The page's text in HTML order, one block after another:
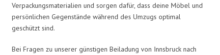
Verpackungsmaterialien und sorgen dafür, dass deine Möbel und
persönlichen Gegenstände während des Umzugs optimal
geschützt sind.
Bei Fragen zu unserer günstigen Beiladung von Innsbruck nach